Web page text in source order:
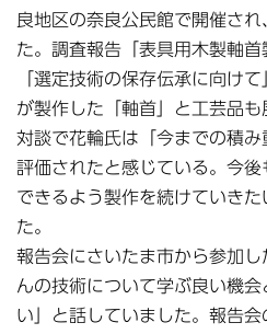
良地区の奈良公民館で開催さ
た。調査報告「表具用木製軸
「選定技術の保存伝承に向け
が製作した「軸首」と工芸品も
対談で花輪氏は「今までの積
評価されたと感じている。今
できるよう製作を続けていき
た。
報告会にさいたま市から参加
んの技術について学ぶ良い機
い」と話していました。報告会